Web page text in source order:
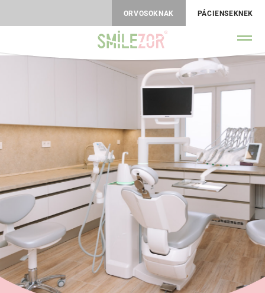
ORVOSOKNAK PÁCIENSEKNEK